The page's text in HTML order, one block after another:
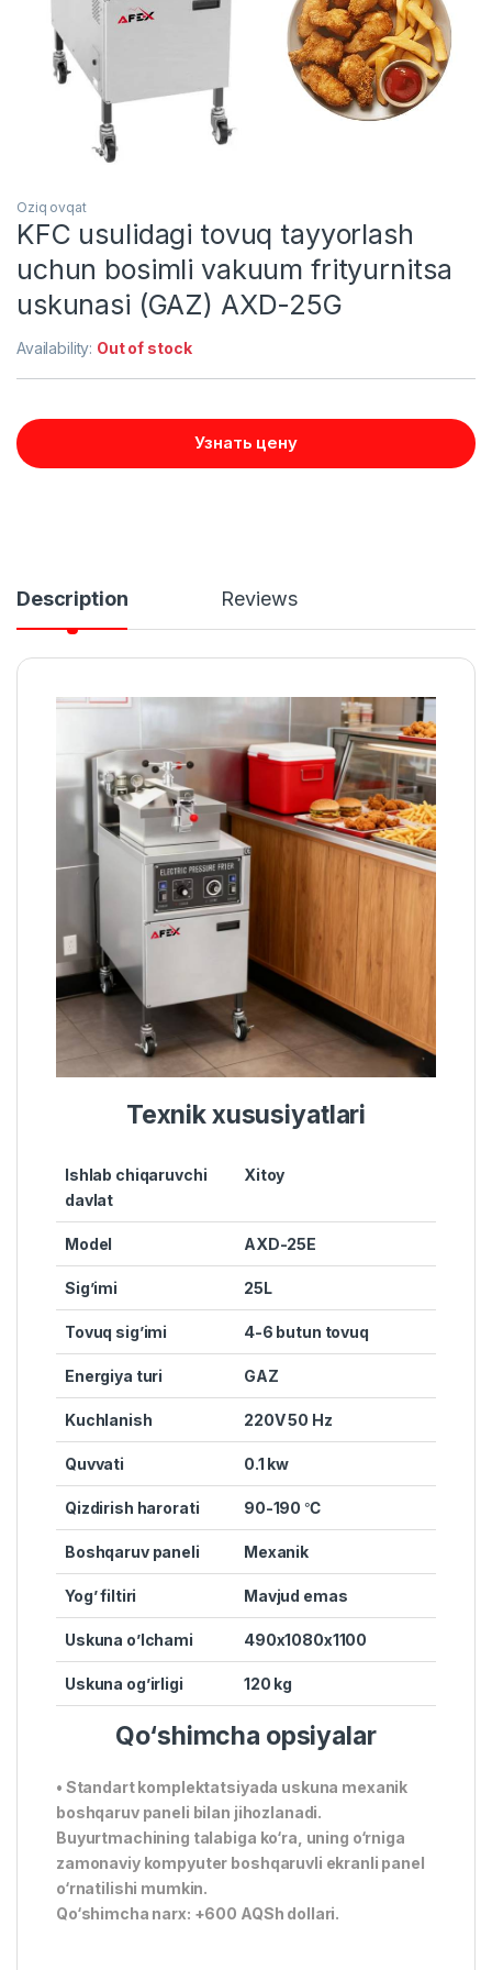
Oziq ovqat
KFC usulidagi tovuq tayyorlash
uchun bosimli vakuum frityurnitsa
uskunasi (GAZ) AXD-25G
Availability: Out of stock
Узнать цену
Description Reviews
Texnik xususiyatlari
Ishlab chiqaruvchi
davlat
Xitoy
Model AXD-25E
Sig’imi 25L
Tovuq sig’imi 4-6 butun tovuq
Energiya turi GAZ
Kuchlanish 220V 50 Hz
Quvvati 0.1 kw
Qizdirish harorati 90-190 ℃
Boshqaruv paneli Mexanik
Yog’ filtiri Mavjud emas
Uskuna o’lchami 490x1080x1100
Uskuna og’irligi 120 kg
Qo‘shimcha opsiyalar
• Standart komplektatsiyada uskuna mexanik
boshqaruv paneli bilan jihozlanadi.
Buyurtmachining talabiga ko‘ra, uning o‘rniga
zamonaviy kompyuter boshqaruvli ekranli panel
o‘rnatilishi mumkin.
Qo‘shimcha narx: +600 AQSh dollari.